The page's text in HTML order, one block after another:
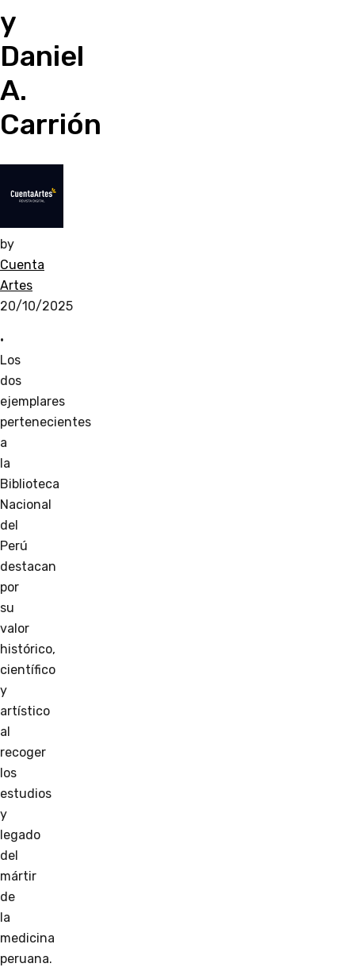
y
Daniel
A.
Carrión
by
Cuenta
Artes
20/10/2025
•
Los
dos
ejemplares
pertenecientes
a
la
Biblioteca
Nacional
del
Perú
destacan
por
su
valor
histórico,
científico
y
artístico
al
recoger
los
estudios
y
legado
del
mártir
de
la
medicina
peruana.